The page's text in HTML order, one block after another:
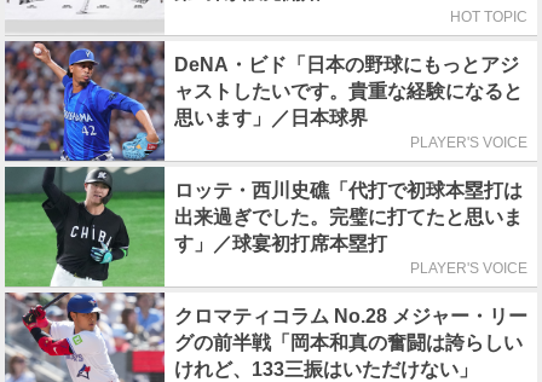
HOT TOPIC
DeNA・ビド「日本の野球にもっとアジ
ャストしたいです。貴重な経験になると
思います」／日本球界
PLAYER'S VOICE
ロッテ・西川史礁「代打で初球本塁打は
出来過ぎでした。完璧に打てたと思いま
す」／球宴初打席本塁打
PLAYER'S VOICE
クロマティコラム No.28 メジャー・リー
グの前半戦「岡本和真の奮闘は誇らしい
けれど、133三振はいただけない」